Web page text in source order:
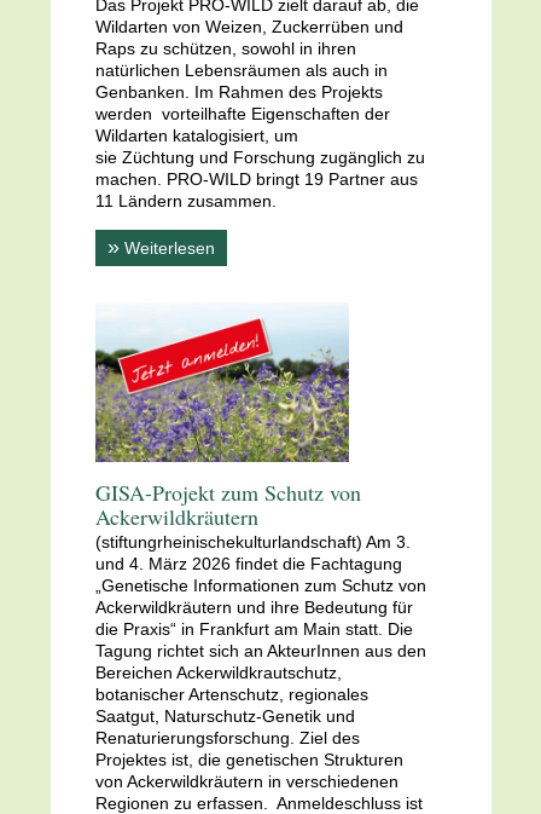
Das Projekt PRO-WILD zielt darauf ab, die
Wildarten von Weizen, Zuckerrüben und
Raps zu schützen, sowohl in ihren
natürlichen Lebensräumen als auch in
Genbanken. Im Rahmen des Projekts
werden vorteilhafte Eigenschaften der
Wildarten katalogisiert, um
sie Züchtung und Forschung zugänglich zu
machen. PRO-WILD bringt 19 Partner aus
11 Ländern zusammen.
» Weiterlesen
GISA-Projekt zum Schutz von
Ackerwildkräutern
(stiftungrheinischekulturlandschaft) Am 3.
und 4. März 2026 findet die Fachtagung
„Genetische Informationen zum Schutz von
Ackerwildkräutern und ihre Bedeutung für
die Praxis“ in Frankfurt am Main statt. Die
Tagung richtet sich an AkteurInnen aus den
Bereichen Ackerwildkrautschutz,
botanischer Artenschutz, regionales
Saatgut, Naturschutz-Genetik und
Renaturierungsforschung. Ziel des
Projektes ist, die genetischen Strukturen
von Ackerwildkräutern in verschiedenen
Regionen zu erfassen. Anmeldeschluss ist